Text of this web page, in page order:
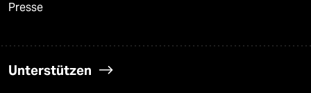
Presse
Unterstützen